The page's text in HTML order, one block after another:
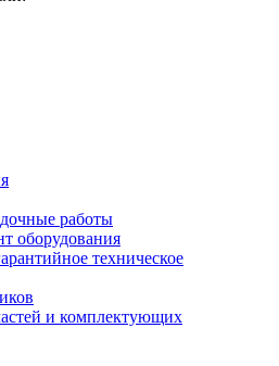
работы
оборудования
техническое
и комплектующих